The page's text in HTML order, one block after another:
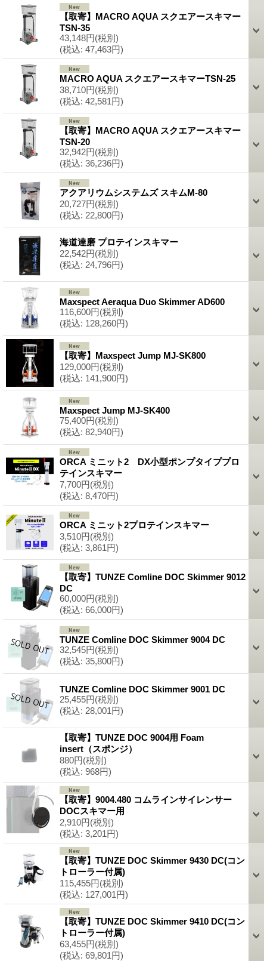
【取寄】MACRO AQUA スクエアースキマー
TSN-35
43,148円(税別)
(税込: 47,463円)
MACRO AQUA スクエアースキマーTSN-25
38,710円(税別)
(税込: 42,581円)
【取寄】MACRO AQUA スクエアースキマー
TSN-20
32,942円(税別)
(税込: 36,236円)
アクアリウムシステムズ スキムM-80
20,727円(税別)
(税込: 22,800円)
海道達磨 プロテインスキマー
22,542円(税別)
(税込: 24,796円)
Maxspect Aeraqua Duo Skimmer AD600
116,600円(税別)
(税込: 128,260円)
【取寄】Maxspect Jump MJ-SK800
129,000円(税別)
(税込: 141,900円)
Maxspect Jump MJ-SK400
75,400円(税別)
(税込: 82,940円)
ORCA ミニット2 DX小型ポンプタイププロ
テインスキマー
7,700円(税別)
(税込: 8,470円)
ORCA ミニット2プロテインスキマー
3,510円(税別)
(税込: 3,861円)
【取寄】TUNZE Comline DOC Skimmer 9012
DC
60,000円(税別)
(税込: 66,000円)
TUNZE Comline DOC Skimmer 9004 DC
32,545円(税別)
(税込: 35,800円)
TUNZE Comline DOC Skimmer 9001 DC
25,455円(税別)
(税込: 28,001円)
【取寄】TUNZE DOC 9004用 Foam
insert（スポンジ）
880円(税別)
(税込: 968円)
【取寄】9004.480 コムラインサイレンサー
DOCスキマー用
2,910円(税別)
(税込: 3,201円)
【取寄】TUNZE DOC Skimmer 9430 DC(コン
トローラー付属)
115,455円(税別)
(税込: 127,001円)
【取寄】TUNZE DOC Skimmer 9410 DC(コン
トローラー付属)
63,455円(税別)
(税込: 69,801円)